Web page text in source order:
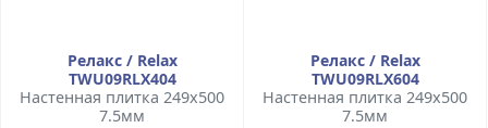
Релакс / Relax
TWU09RLX404
Настенная плитка 249x500
7.5мм
Релакс / Relax
TWU09RLX604
Настенная плитка 249x500
7.5мм